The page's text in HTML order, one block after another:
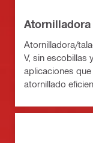
Atornilladora
Atornilladora/
V, sin escobillas
aplicaciones
atornillado